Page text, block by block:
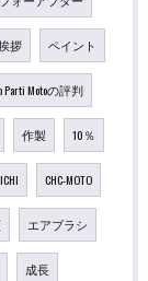
拶 ペイント
Motoの評判
作製 10％
CHC-MOTO
エアブラシ
成長